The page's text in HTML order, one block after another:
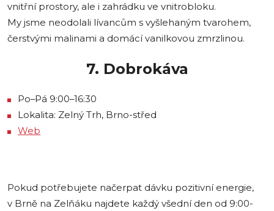
vnitřní prostory, ale i zahrádku ve vnitrobloku.
My jsme neodolali lívancům s vyšlehaným tvarohem,
čerstvými malinami a domácí vanilkovou zmrzlinou.
7. Dobrokáva
Po–Pá 9:00–16:30
Lokalita: Zelný Trh, Brno-střed
Web
Pokud potřebujete načerpat dávku pozitivní energie,
v Brně na Zelňáku najdete každý všední den od 9:00-